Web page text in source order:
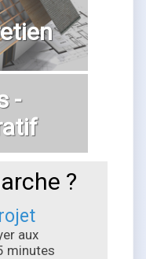
-
?
aux
minutes